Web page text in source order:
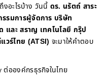
อะไรบ้าง วันนี้ ดร. นรัตถ์ สาระ
รมการผู้จัดการ บริษัท
และ สราญ เทคโนโลยี กรุ๊ป
วร์ไทย (ATSI) จะมาให้คำตอบ
อองค์กรธุรกิจในไทย